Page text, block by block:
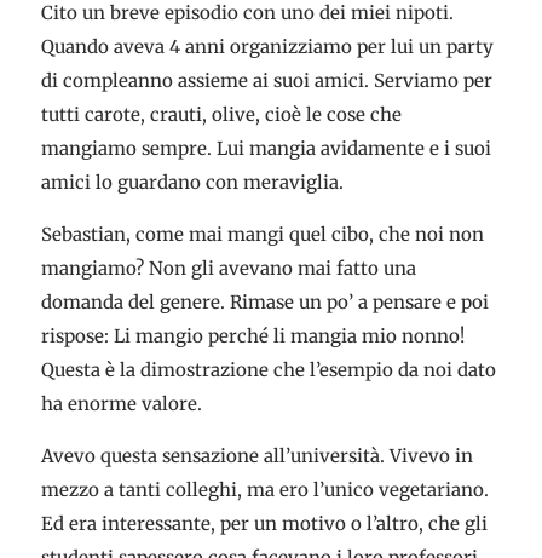
Cito un breve episodio con uno dei miei nipoti.
Quando aveva 4 anni organizziamo per lui un party
di compleanno assieme ai suoi amici. Serviamo per
tutti carote, crauti, olive, cioè le cose che
mangiamo sempre. Lui mangia avidamente e i suoi
amici lo guardano con meraviglia.
Sebastian, come mai mangi quel cibo, che noi non
mangiamo? Non gli avevano mai fatto una
domanda del genere. Rimase un po’ a pensare e poi
rispose: Li mangio perché li mangia mio nonno!
Questa è la dimostrazione che l’esempio da noi dato
ha enorme valore.
Avevo questa sensazione all’università. Vivevo in
mezzo a tanti colleghi, ma ero l’unico vegetariano.
Ed era interessante, per un motivo o l’altro, che gli